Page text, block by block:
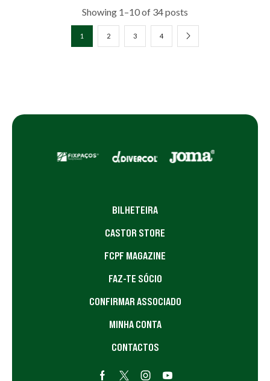
Showing 1–10 of 34 posts
1 2 3 4
BILHETEIRA
CASTOR STORE
FCPF MAGAZINE
FAZ-TE SÓCIO
CONFIRMAR ASSOCIADO
MINHA CONTA
CONTACTOS